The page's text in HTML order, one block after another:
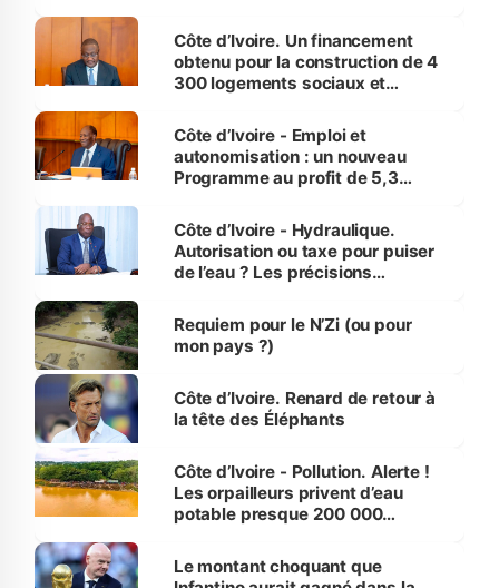
Côte d’Ivoire. Un financement
obtenu pour la construction de 4
300 logements sociaux et
et Yamoussoukro
Côte d’Ivoire - Emploi et
autonomisation : un nouveau
Programme au profit de 5,3
Côte d’Ivoire - Hydraulique.
Autorisation ou taxe pour puiser
de l’eau ? Les précisions
Requiem pour le N’Zi (ou pour
mon pays ?)
Côte d’Ivoire. Renard de retour à
la tête des Éléphants
Côte d’Ivoire - Pollution. Alerte !
Les orpailleurs privent d’eau
potable presque 200 000
Le montant choquant que